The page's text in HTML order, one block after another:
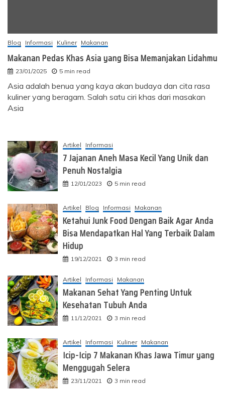
Blog Informasi Kuliner Makanan
Makanan Pedas Khas Asia yang Bisa Memanjakan Lidahmu
23/01/2025 5 min read
Asia adalah benua yang kaya akan budaya dan cita rasa
kuliner yang beragam. Salah satu ciri khas dari masakan
Asia
Artikel Informasi
7 Jajanan Aneh Masa Kecil Yang Unik dan
Penuh Nostalgia
12/01/2023 5 min read
Artikel Blog Informasi Makanan
Ketahui Junk Food Dengan Baik Agar Anda
Bisa Mendapatkan Hal Yang Terbaik Dalam
Hidup
19/12/2021 3 min read
Artikel Informasi Makanan
Makanan Sehat Yang Penting Untuk
Kesehatan Tubuh Anda
11/12/2021 3 min read
Artikel Informasi Kuliner Makanan
Icip-Icip 7 Makanan Khas Jawa Timur yang
Menggugah Selera
23/11/2021 3 min read